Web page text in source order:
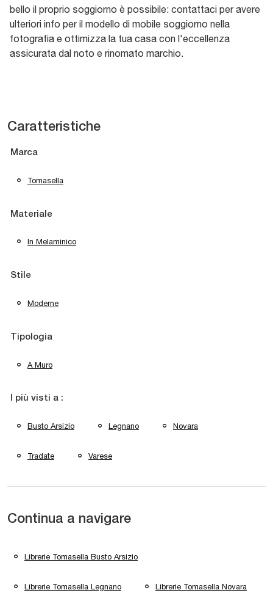
bello il proprio soggiorno è possibile: contattaci per avere
ulteriori info per il modello di mobile soggiorno nella
fotografia e ottimizza la tua casa con l'eccellenza
assicurata dal noto e rinomato marchio.
Caratteristiche
Marca
Tomasella
Materiale
In Melaminico
Stile
Moderne
Tipologia
A Muro
I più visti a :
Busto Arsizio Legnano Novara
Tradate Varese
Continua a navigare
Librerie Tomasella Busto Arsizio
Librerie Tomasella Legnano Librerie Tomasella Novara